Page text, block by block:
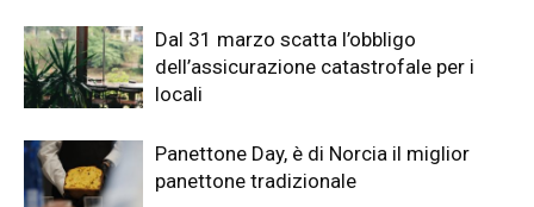
Dal 31 marzo scatta l’obbligo
dell’assicurazione catastrofale per i
locali
Panettone Day, è di Norcia il miglior
panettone tradizionale